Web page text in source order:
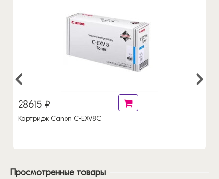
28615 ₽
Картридж Canon C-EXV8C
Просмотренные товары